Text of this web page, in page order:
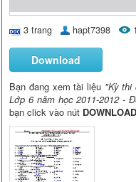
3 trang hapt7398
Download
Bạn đang xem tài liệu "Kỳ thi
Lớp 6 năm học 2011-2012 -
bạn click vào nút DOWNLOAD